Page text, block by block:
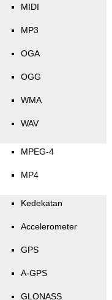
MIDI
MP3
OGA
OGG
WMA
WAV
MPEG-4
MP4
Kedekatan
Accelerometer
GPS
A-GPS
GLONASS